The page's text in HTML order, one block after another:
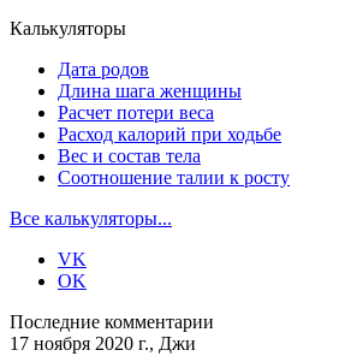
Калькуляторы
Дата родов
Длина шага женщины
Расчет потери веса
Расход калорий при ходьбе
Вес и состав тела
Соотношение талии к росту
Все калькуляторы...
VK
OK
Последние комментарии
17 ноября 2020 г., Джи